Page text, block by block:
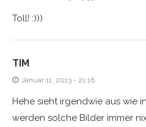
Toll! :)))
TIM
Januar 11, 2013 - 21:16
Hehe sieht irgendwie aus wie
werden solche Bilder immer